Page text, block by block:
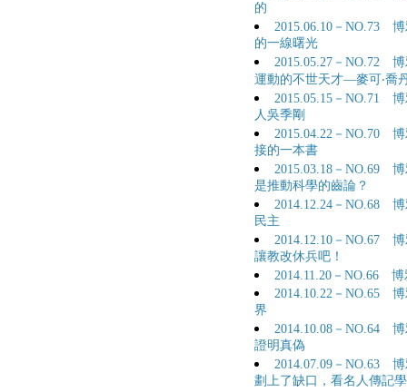
的
2015.06.10－NO.73
的一線曙光
2015.05.27－NO.72
運動的不世天才—麥可‧喬
2015.05.15－NO.71
人吳季剛
2015.04.22－NO.70
接的一本書
2015.03.18－NO.69
是推動科學的齒論？
2014.12.24－NO.68
民主
2014.12.10－NO.67
讓教改休兵吧！
2014.11.20－NO.66
2014.10.22－NO.65
界
2014.10.08－NO.64
證明真偽
2014.07.09－NO.63
劃上了缺口，看名人傳記